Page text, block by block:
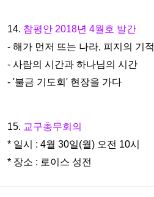
14. 참평안 2018년 4월호 발간
- 해가 먼저 뜨는 나라, 피지의 기적
- 사람의 시간과 하나님의 시간
- '불금 기도회' 현장을 가다
15. 교구총무회의
* 일시 : 4월 30일(월) 오전 10시
* 장소 : 로이스 성전